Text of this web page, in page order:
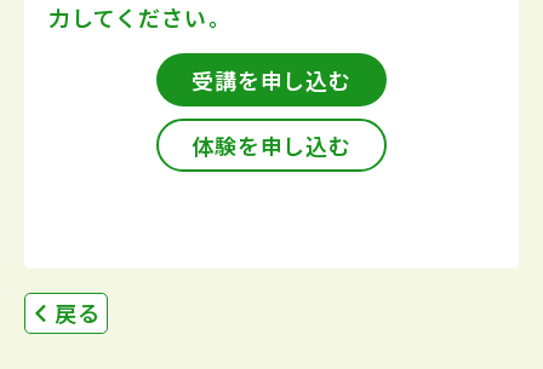
力してください。
受講を申し込む
体験を申し込む
戻る